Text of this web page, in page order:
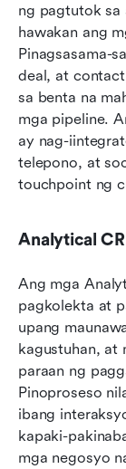
ng pagtutok
hawakan ang
Pinagsasama-
deal, at
sa benta na
mga pipeline.
ay nag-
telepono, at
touchpoint ng
Analytical
Ang mga
pagkolekta at
upang
kagustuhan, at
paraan ng
Pinoproseso
ibang
kapaki-
mga negosyo